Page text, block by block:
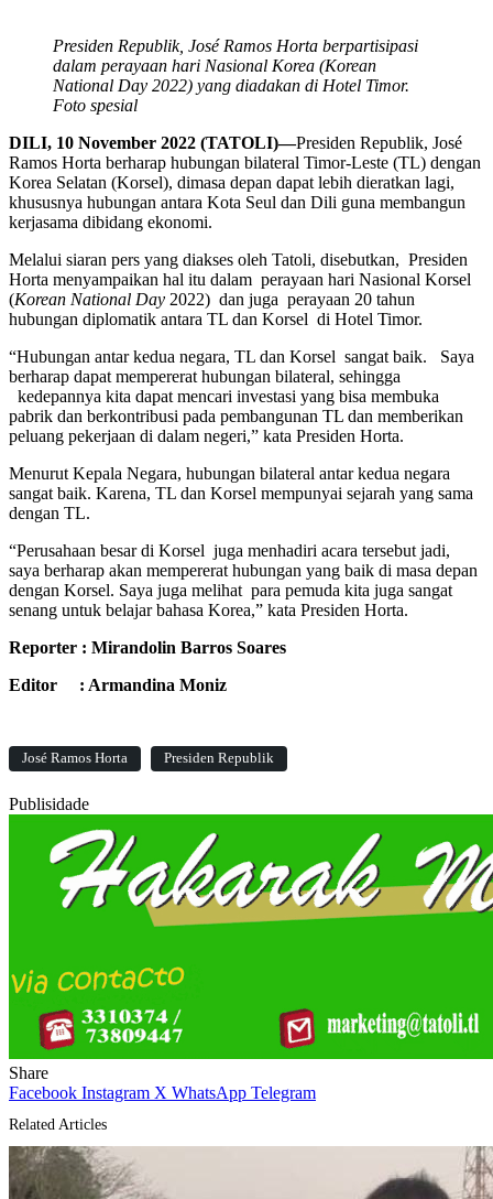
Presiden Republik, José Ramos Horta berpartisipasi
dalam perayaan hari Nasional Korea (Korean
National Day 2022) yang diadakan di Hotel Timor.
Foto spesial
DILI, 10 November 2022 (TATOLI)—Presiden Republik, José
Ramos Horta berharap hubungan bilateral Timor-Leste (TL) dengan
Korea Selatan (Korsel), dimasa depan dapat lebih dieratkan lagi,
khususnya hubungan antara Kota Seul dan Dili guna membangun
kerjasama dibidang ekonomi.
Melalui siaran pers yang diakses oleh Tatoli, disebutkan, Presiden
Horta menyampaikan hal itu dalam perayaan hari Nasional Korsel
(Korean National Day 2022) dan juga perayaan 20 tahun
hubungan diplomatik antara TL dan Korsel di Hotel Timor.
“Hubungan antar kedua negara, TL dan Korsel sangat baik. Saya
berharap dapat mempererat hubungan bilateral, sehingga
kedepannya kita dapat mencari investasi yang bisa membuka
pabrik dan berkontribusi pada pembangunan TL dan memberikan
peluang pekerjaan di dalam negeri,” kata Presiden Horta.
Menurut Kepala Negara, hubungan bilateral antar kedua negara
sangat baik. Karena, TL dan Korsel mempunyai sejarah yang sama
dengan TL.
“Perusahaan besar di Korsel juga menhadiri acara tersebut jadi,
saya berharap akan mempererat hubungan yang baik di masa depan
dengan Korsel. Saya juga melihat para pemuda kita juga sangat
senang untuk belajar bahasa Korea,” kata Presiden Horta.
Reporter : Mirandolin Barros Soares
Editor : Armandina Moniz
José Ramos Horta Presiden Republik
Publisidade
Share
Facebook Instagram X WhatsApp Telegram
Related Articles